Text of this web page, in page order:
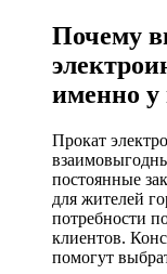
Почему
именно у
Прокат
постоянные
для жителей
потребности
клиентов.
помогут